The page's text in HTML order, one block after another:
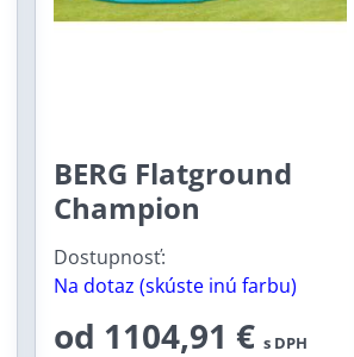
BERG Flatground
Champion
Dostupnosť:
Na dotaz (skúste inú farbu)
od 1104,91 € s DPH